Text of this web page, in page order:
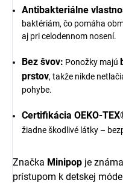
Antibakteriálne
baktériám, čo pomáha
aj pri celodennom nosení.
Bez švov: Ponožky majú
prstov, takže nikde
pohybe.
Certifikácia OEKO-
žiadne škodlivé látky –
Značka Minipop je
prístupom k detskej